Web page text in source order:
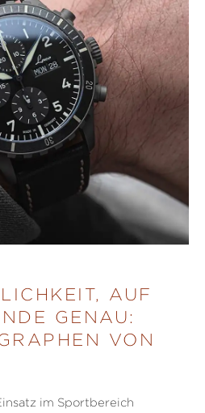
AUF
GENAU:
VON
im Sportbereich